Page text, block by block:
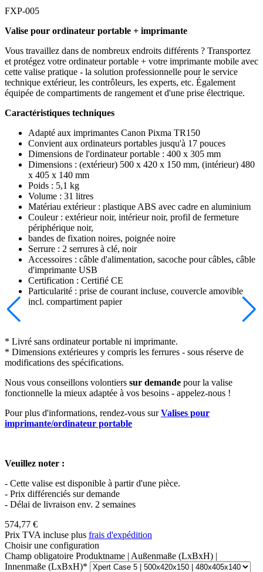
FXP-005
Valise pour ordinateur portable + imprimante
Vous travaillez dans de nombreux endroits différents ? Transportez
et protégez votre ordinateur portable + votre imprimante mobile avec
cette valise pratique - la solution professionnelle pour le service
technique extérieur, les contrôleurs, les experts, etc. Également
équipée de compartiments de rangement et d'une prise électrique.
Caractéristiques techniques
Adapté aux imprimantes Canon Pixma TR150
Convient aux ordinateurs portables jusqu'à 17 pouces
Dimensions de l'ordinateur portable : 400 x 305 mm
Dimensions : (extérieur) 500 x 420 x 150 mm, (intérieur) 480
x 405 x 140 mm
Poids : 5,1 kg
Volume : 31 litres
Matériau extérieur : plastique ABS avec cadre en aluminium
Couleur : extérieur noir, intérieur noir, profil de fermeture
périphérique noir,
bandes de fixation noires, poignée noire
Serrure : 2 serrures à clé, noir
Accessoires : câble d'alimentation, sacoche pour câbles, câble
d'imprimante USB
Certification : Certifié CE
Particularité : prise de courant incluse, couvercle amovible
incl. compartiment papier
* Livré sans ordinateur portable ni imprimante.
* Dimensions extérieures y compris les ferrures - sous réserve de
modifications des spécifications.
Nous vous conseillons volontiers sur demande pour la valise
fonctionnelle la mieux adaptée à vos besoins - appelez-nous !
Pour plus d'informations, rendez-vous surValises pour
imprimante/ordinateur portable
Veuillez noter :
- Cette valise est disponible à partir d'une pièce.
- Prix différenciés sur demande
- Délai de livraison env. 2 semaines
574,77 €
Prix TVA incluse plus frais d'expédition
Choisir une configuration
Champ obligatoire Produktname | Außenmaße (LxBxH) |
Innenmaße (LxBxH)*